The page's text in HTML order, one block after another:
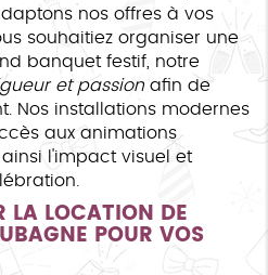
nos offres à vos
souhaitiez organiser une
banquet festif, notre
et passion afin de
Nos installations modernes
aux animations
l'impact visuel et
LA LOCATION DE
POUR VOS